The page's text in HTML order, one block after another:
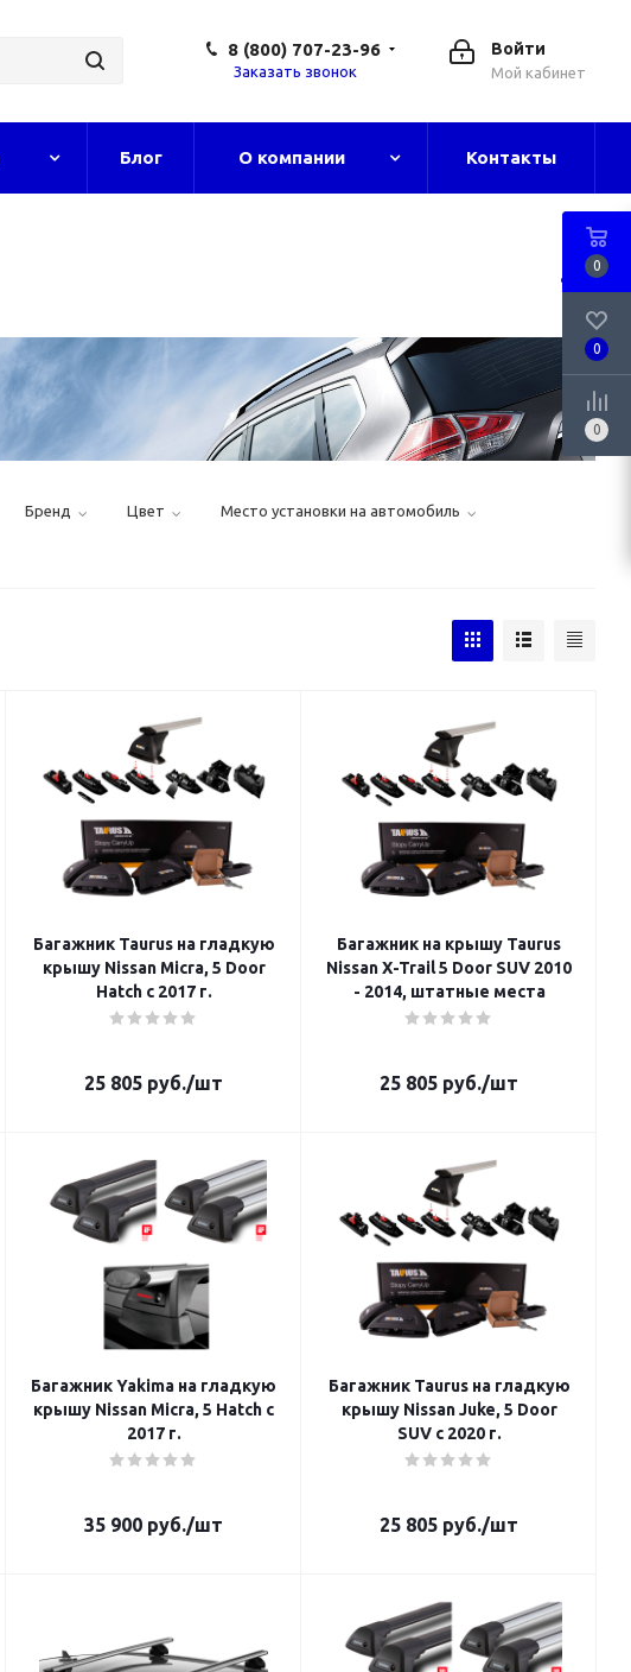
Войти
Мой кабинет
8 (800) 707-23-96
Заказать звонок
Блог О компании Контакты
Бренд Цвет Место установки на автомобиль
Багажник Taurus на гладкую
крышу Nissan Micra, 5 Door
Hatch с 2017 г.
25 805 руб./шт
Багажник на крышу Taurus
Nissan X-Trail 5 Door SUV 2010
- 2014, штатные места
25 805 руб./шт
Багажник Yakima на гладкую
крышу Nissan Micra, 5 Hatch с
2017 г.
35 900 руб./шт
Багажник Taurus на гладкую
крышу Nissan Juke, 5 Door
SUV c 2020 г.
25 805 руб./шт
0
0
0